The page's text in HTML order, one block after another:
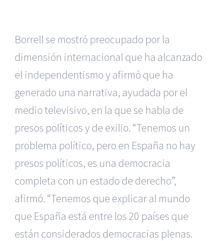
Borrell se mostró preocupado por la
dimensión internacional que ha alcanzado
el independentismo y afirmó que ha
generado una narrativa, ayudada por el
medio televisivo, en la que se habla de
presos políticos y de exilio. “Tenemos un
problema político, pero en España no hay
presos políticos, es una democracia
completa con un estado de derecho”,
afirmó. “Tenemos que explicar al mundo
que España está entre los 20 países que
están considerados democracias plenas.